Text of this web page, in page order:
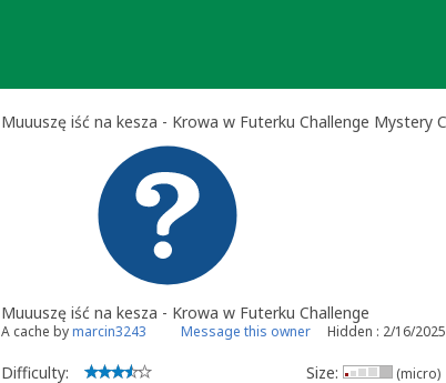
Muuuszę iść na kesza - Krowa w Futerku Challenge Mystery
Muuuszę iść na kesza - Krowa w Futerku Challenge
A cache bymarcin3243 Message this owner Hidden : 2/16/2025
Difficulty:
Size: (micro)